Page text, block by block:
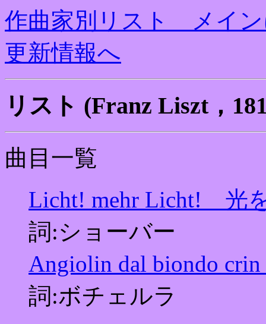
作曲家別リスト メイン
更新情報へ
リスト (Franz Liszt，
曲目一覧
Licht! mehr Licht! 光
詞:ショーバー
Angiolin dal biondo
詞:ボチェルラ